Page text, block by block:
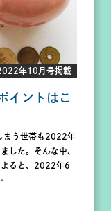
年10月号掲載
イントはこ
まう世帯も2022年
した。そんな中、
よると、2022年6